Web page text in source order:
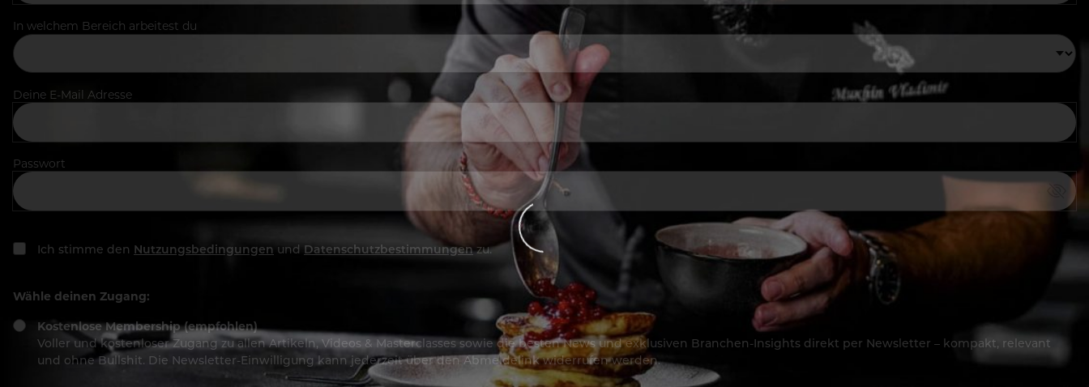
In welchem Bereich arbeitest du
Deine E-Mail Adresse
Passwort
Ich stimme den Nutzungsbedingungen und Datenschutzbestimmungenzu.
Wähle deinen Zugang:
Kostenlose Membership (empfohlen)
Voller und kostenloser Zugang zu allen Artikeln, Videos & Masterclasses sowie die besten News und exklusiven Branchen-Insights direkt per Newsletter – kompakt, relevant
und ohne Bullshit. Die Newsletter-Einwilligung kann jederzeit über den Abmeldelink widerrufen werden.